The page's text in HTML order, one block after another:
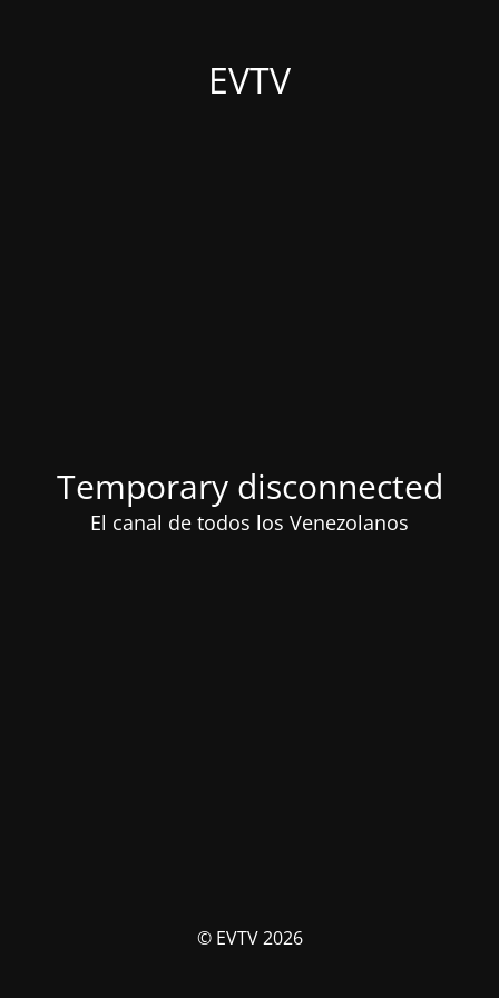
EVTV
Temporary disconnected
El canal de todos los Venezolanos
© EVTV 2026